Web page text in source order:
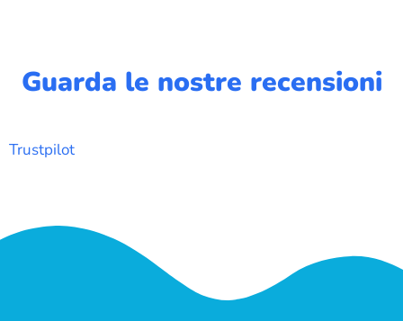
Guarda le nostre recensioni
Trustpilot